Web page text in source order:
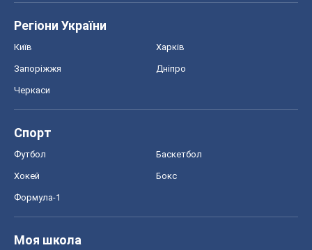
Регіони України
Київ Харків
Запоріжжя Дніпро
Черкаси
Спорт
Футбол Баскетбол
Хокей Бокс
Формула-1
Моя школа